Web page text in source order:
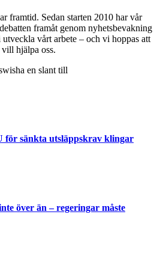
framtid. Sedan starten 2010 har vår
framåt genom nyhetsbevakning
vårt arbete – och vi hoppas att
vill hjälpa oss.
en slant till
för sänkta utsläppskrav klingar
över än – regeringar måste